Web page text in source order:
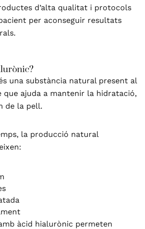
d’alta qualitat i protocols
per aconseguir resultats
una substància natural present al
que ajuda a mantenir la hidratació,
de la pell.
la producció natural
àcid hialurònic permeten